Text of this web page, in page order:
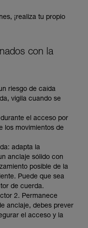
¡realiza tu propio
con la
riesgo de caída
vigila cuando se
el acceso por
los movimientos de
adapta la
anclaje sólido con
posible de la
Puede que sea
de cuerda.
2. Permanece
anclaje, debes prever
el acceso y la